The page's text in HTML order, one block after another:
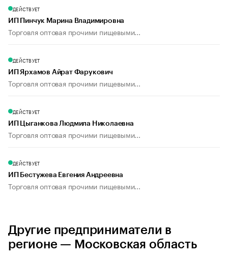
ДЕЙСТВУЕТ
ИП Пинчук Марина Владимировна
Торговля оптовая прочими пищевыми...
ДЕЙСТВУЕТ
ИП Ярхамов Айрат Фарукович
Торговля оптовая прочими пищевыми...
ДЕЙСТВУЕТ
ИП Цыганкова Людмила Николаевна
Торговля оптовая прочими пищевыми...
ДЕЙСТВУЕТ
ИП Бестужева Евгения Андреевна
Торговля оптовая прочими пищевыми...
Другие предприниматели в
регионе — Московская область